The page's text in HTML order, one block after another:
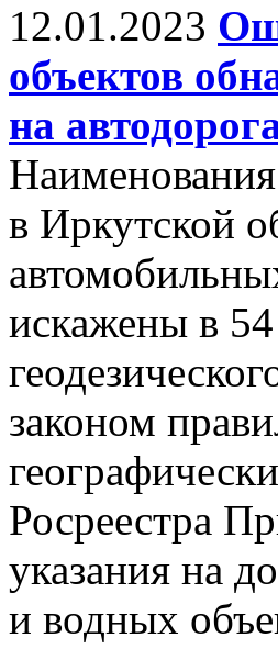
12.01.2023
объектов
на
в Иркутской
искажены в 54
законом
Росреестра
указания на
и водных